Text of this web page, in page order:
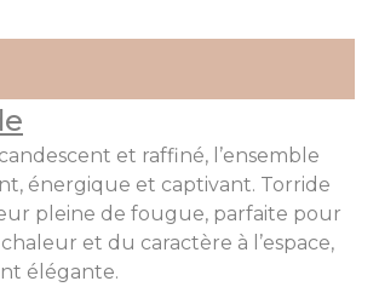
et raffiné, l’ensemble
énergique et captivant. Torride
pleine de fougue, parfaite pour
et du caractère à l’espace,
élégante.